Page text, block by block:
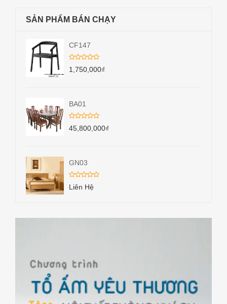
SẢN PHẨM BÁN CHẠY
CF147
1,750,000₫
BA01
45,800,000₫
GN03
Liên Hệ